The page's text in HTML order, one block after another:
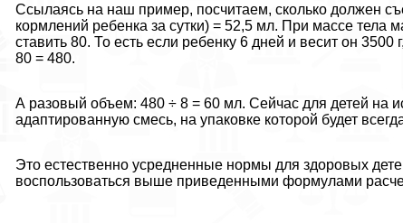
Ссылаясь на наш пример, посчитаем, сколько должен
кормлений ребенка за сутки) = 52,5 мл. При массе
ставить 80. То есть если ребенку 6 дней и весит он
80 = 480.
А разовый объем: 480 ÷ 8 = 60 мл. Сейчас для детей на
адаптированную смесь, на упаковке которой будет
Это естественно усредненные нормы для здоровых
воспользоваться выше приведенными формулами